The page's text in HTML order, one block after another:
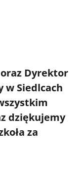
Dyrektor
w Siedlcach
dziękujemy
za